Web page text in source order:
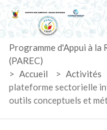
ACCUEIL
PAREC
ACTUALITÉS
Programme d'Appui à la
(PAREC)
> Accueil > Activités
plateforme sectorielle
outils conceptuels et